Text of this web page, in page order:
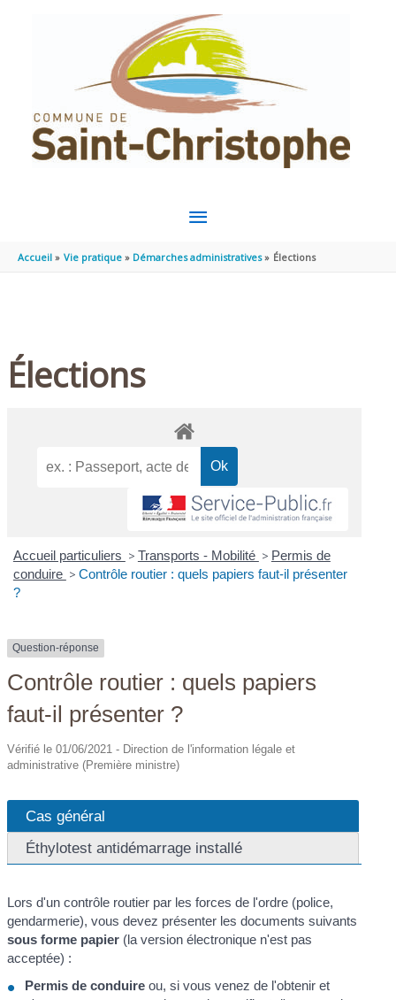
MENU
PRINCIPAL
Accueil Vie pratique Démarches administratives Élections
Élections
Accueil particuliers > Transports - Mobilité > Permis de
conduire > Contrôle routier : quels papiers faut-il présenter
?
Question-réponse
Contrôle routier : quels papiers
faut-il présenter ?
Vérifié le 01/06/2021 - Direction de l'information légale et
administrative (Première ministre)
Cas général
Éthylotest antidémarrage installé
Lors d'un contrôle routier par les forces de l'ordre (police,
gendarmerie), vous devez présenter les documents suivants
sous forme papier (la version électronique n'est pas
acceptée) :
Permis de conduire ou, si vous venez de l'obtenir et